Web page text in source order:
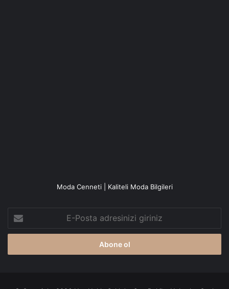
Moda Cenneti | Kaliteli Moda Bilgileri
Posta
adresinizi